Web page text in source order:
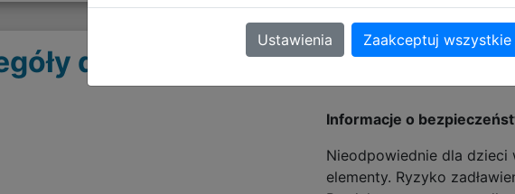
dotyczące zgodności
Informacje o
Nieodpowiednie dla dzieci
elementy. Ryzyko
Ustawienia Zaakceptuj wszystkie